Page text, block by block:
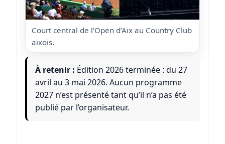
Court central de l’Open d’Aix au Country Club
aixois.
À retenir : Édition 2026 terminée : du 27
avril au 3 mai 2026. Aucun programme
2027 n’est présenté tant qu’il n’a pas été
publié par l’organisateur.